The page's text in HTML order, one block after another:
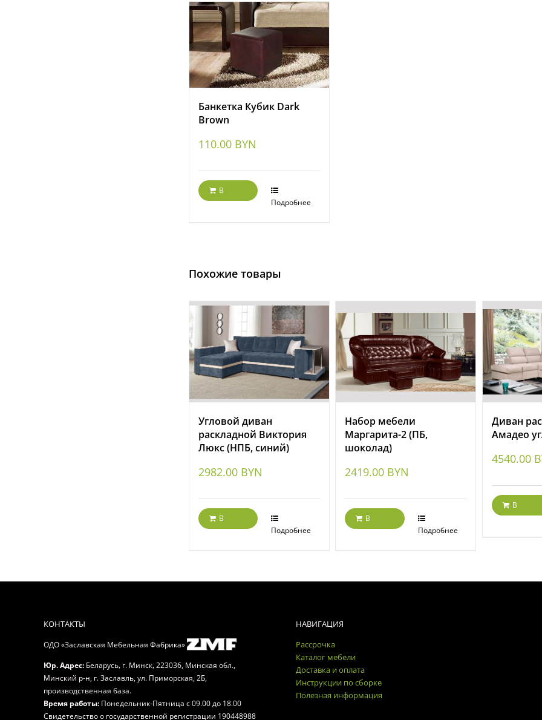
Банкетка Кубик Dark
Brown
110.00 BYN
В
корзину
Подробнее
Похожие товары
Угловой диван
раскладной Виктория
Люкс (НПБ, синий)
2982.00 BYN
В
корзину
Подробнее
Набор мебели
Маргарита-2 (ПБ,
шоколад)
2419.00 BYN
В
корзину
Подробнее
Диван
Амадео
4540.00
В
корзину
КОНТАКТЫ
ОДО «Заславская Мебельная Фабрика»
Юр. Адрес: Беларусь, г. Минск,223036, Минская обл.,
Минский р-н, г. Заславль, ул. Приморская, 2Б,
производственная база.
Время работы: Понедельник-Пятница с 09.00 до 18.00
Свидетельство о государственной регистрации 190448988
НАВИГАЦИЯ
Рассрочка
Каталог мебели
Доставка и оплата
Инструкции по сборке
Полезная информация